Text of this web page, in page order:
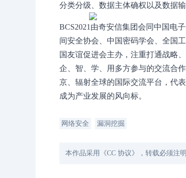
分类分级、数据主体确权以及数据
BCS2021由奇安信集团会同中国电
间安全协会、中国密码学会、全国
国友谊促进会主办，注重打通战略
企、智、学、用多方参与的交流合
京、辐射全球的国际交流平台，代
成为产业发展的风向标。
网络安全
漏洞挖掘
本作品采用《CC 协议》，转载必须注